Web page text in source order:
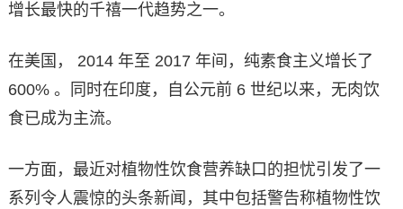
增长最快的千禧一代趋势之一。
在美国， 2014 年至 2017 年间，纯素食主义增长了
600% 。同时在印度，自公元前 6 世纪以来，无肉饮
食已成为主流。
一方面，最近对植物性饮食营养缺口的担忧引发了一
系列令人震惊的头条新闻，其中包括警告称植物性饮